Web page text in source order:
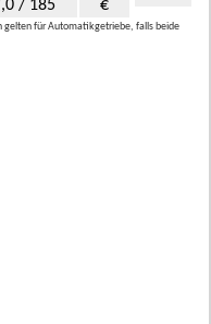
/ 185
€
gelten für Automatikgetriebe, falls beide